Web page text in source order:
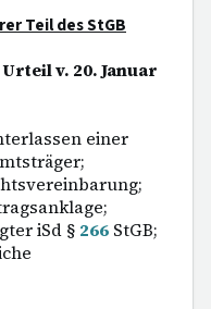
Teil des StGB
Urteil v. 20. Januar
einer
iSd § 266 StGB;